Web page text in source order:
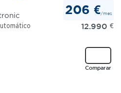
206 €/mes
12.990 €
Comparar